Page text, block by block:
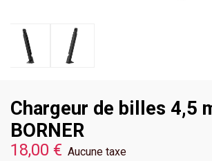
Chargeur de billes 4,5
BORNER
18,00 € Aucune taxe